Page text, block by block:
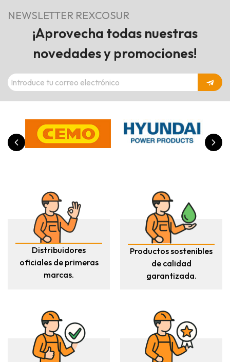
NEWSLETTER REXCOSUR
¡Aprovecha todas nuestras
novedades y promociones!
Distribuidores
oficiales de primeras
marcas.
Productos sostenibles
de calidad
garantizada.